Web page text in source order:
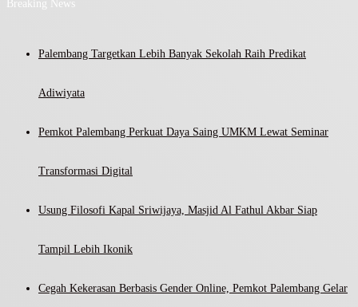
Breaking News
Palembang Targetkan Lebih Banyak Sekolah Raih Predikat
Adiwiyata
Pemkot Palembang Perkuat Daya Saing UMKM Lewat Seminar
Transformasi Digital
Usung Filosofi Kapal Sriwijaya, Masjid Al Fathul Akbar Siap
Tampil Lebih Ikonik
Cegah Kekerasan Berbasis Gender Online, Pemkot Palembang Gelar